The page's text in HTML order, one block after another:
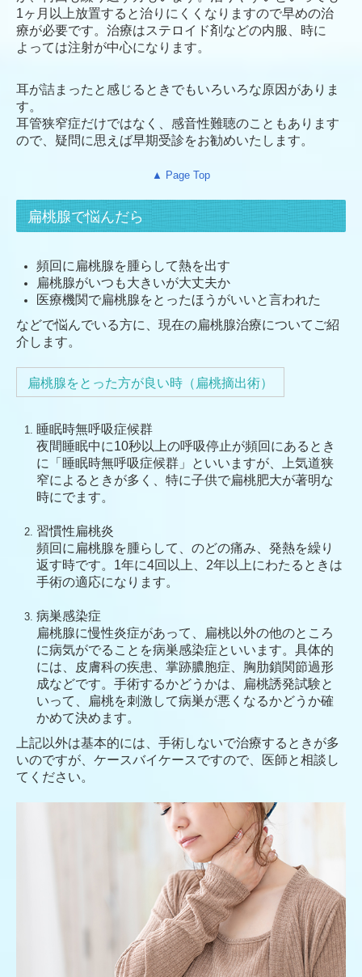
1ヶ月以上放置すると治りにくくなりますので早めの治
療が必要です。治療はステロイド剤などの内服、時に
よっては注射が中心になります。
耳が詰まったと感じるときでもいろいろな原因がありま
す。
耳管狭窄症だけではなく、感音性難聴のこともあります
ので、疑問に思えば早期受診をお勧めいたします。
▲ Page Top
扁桃腺で悩んだら
頻回に扁桃腺を腫らして熱を出す
扁桃腺がいつも大きいが大丈夫か
医療機関で扁桃腺をとったほうがいいと言われた
などで悩んでいる方に、現在の扁桃腺治療についてご紹
介します。
扁桃腺をとった方が良い時（扁桃摘出術）
睡眠時無呼吸症候群
夜間睡眠中に10秒以上の呼吸停止が頻回にあるとき
に「睡眠時無呼吸症候群」といいますが、上気道狭
窄によるときが多く、特に子供で扁桃肥大が著明な
時にでます。
習慣性扁桃炎
頻回に扁桃腺を腫らして、のどの痛み、発熱を繰り
返す時です。1年に4回以上、2年以上にわたるときは
手術の適応になります。
病巣感染症
扁桃腺に慢性炎症があって、扁桃以外の他のところ
に病気がでることを病巣感染症といいます。具体的
には、皮膚科の疾患、掌跡膿胞症、胸肋鎖関節過形
成などです。手術するかどうかは、扁桃誘発試験と
いって、扁桃を刺激して病巣が悪くなるかどうか確
かめて決めます。
上記以外は基本的には、手術しないで治療するときが多
いのですが、ケースバイケースですので、医師と相談し
てください。